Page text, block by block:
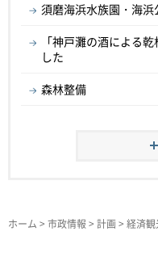
須磨海浜水族園・海
「神戸灘の酒による
した
森林整備
ホーム > 市政情報 > 計画> 経済